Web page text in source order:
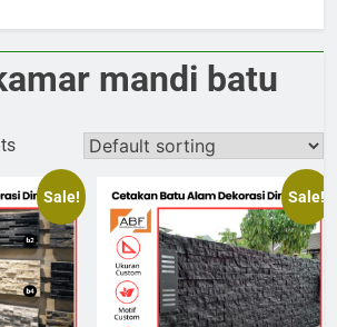
mandi batu
Sale! Sale!